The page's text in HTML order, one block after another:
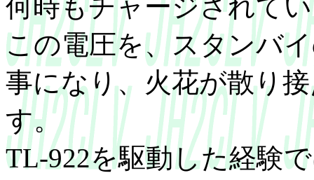
何時もチャージされて
この電圧を、スタンバ
事になり、火花が散り
す。
TL-922を駆動した経験